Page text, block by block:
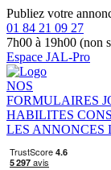
Publiez votre
01 84 21 09 27
7h00 à 19h00 (non
Espace JAL-Pro
NOS
FORMULAIRES
HABILITES
LES ANNONCES